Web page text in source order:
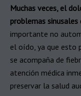
Muchas veces, el
problemas
importante no
el oído, ya que esto
se acompaña de
atención médica
preservar la salud